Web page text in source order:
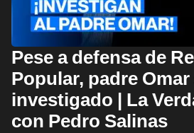
Pese a defensa de
Popular, padre Omar
investigado | La
con Pedro Salinas